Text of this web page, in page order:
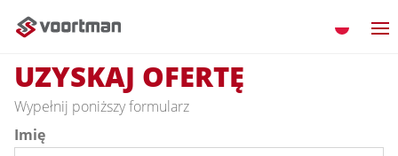
UZYSKAJ OFERTĘ
Wypełnij poniższy formularz
Imię